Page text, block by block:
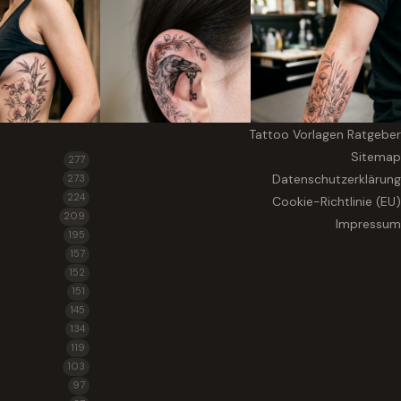
277
273
224
209
195
157
152
151
145
134
119
103
97
Tattoo Vorlagen Ratgeber
Sitemap
Datenschutzerklärung
Cookie-Richtlinie (EU)
Impressum